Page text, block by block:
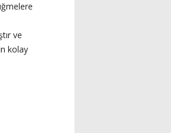
ve
kolay